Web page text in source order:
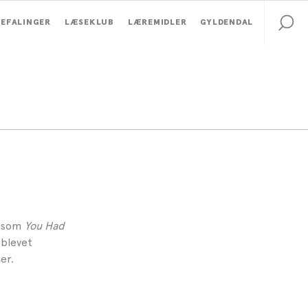
LÆSEKLUB LÆREMIDLER GYLDENDAL
You Had